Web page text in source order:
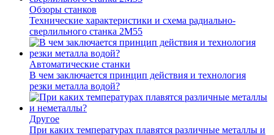
Обзоры станков
Технические характеристики и схема радиально-
сверлильного станка 2М55
Автоматические станки
В чем заключается принцип действия и технология
резки металла водой?
Другое
При каких температурах плавятся различные металлы и